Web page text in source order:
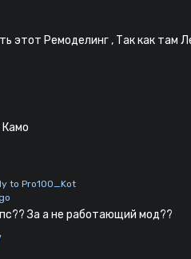
этот Ремоделинг , Так как там
Камо
to Pro100_Kot
За а не работающий мод??